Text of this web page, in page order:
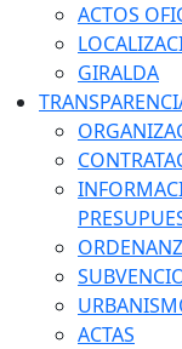
ACTOS
GIRALDA
ACTAS